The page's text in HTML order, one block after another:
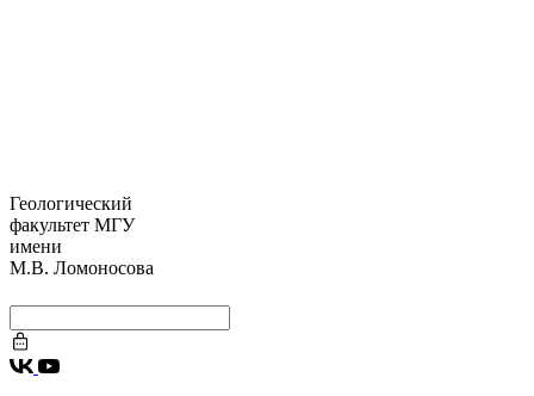
Геологический
факультет МГУ
имени
М.В. Ломоносова